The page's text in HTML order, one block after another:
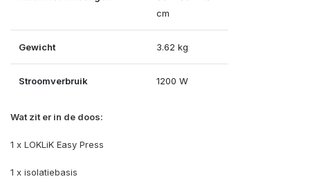
cm
Gewicht 3.62 kg
Stroomverbruik 1200 W
Wat zit er in de doos:
1 x LOKLiK Easy Press
1 x isolatiebasis